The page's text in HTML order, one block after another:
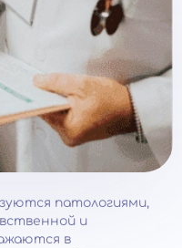
патологиями,
и
в